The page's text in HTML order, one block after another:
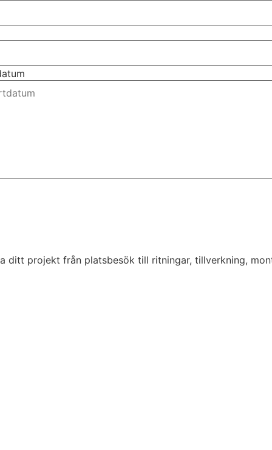
ditt projekt från platsbesök till ritningar, tillverkning,